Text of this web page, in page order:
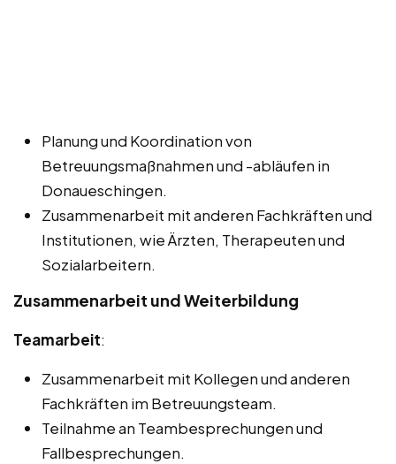
Planung und Koordination von
Betreuungsmaßnahmen und -abläufen in
Donaueschingen.
Zusammenarbeit mit anderen Fachkräften und
Institutionen, wie Ärzten, Therapeuten und
Sozialarbeitern.
Zusammenarbeit und Weiterbildung
Teamarbeit:
Zusammenarbeit mit Kollegen und anderen
Fachkräften im Betreuungsteam.
Teilnahme an Teambesprechungen und
Fallbesprechungen.